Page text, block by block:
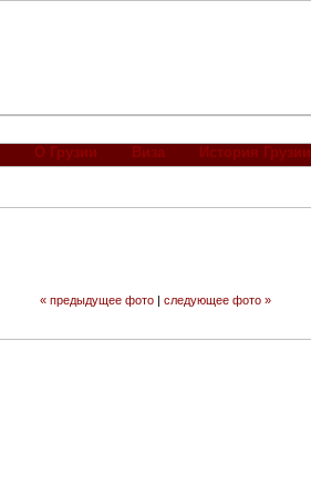
О Грузии Виза История Грузии
« предыдущее фото | следующее фото »